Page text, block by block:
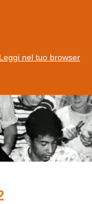
Leggi nel tuo browser